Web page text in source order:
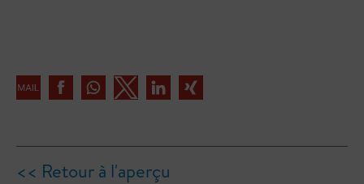
<< Retour à l'aperçu